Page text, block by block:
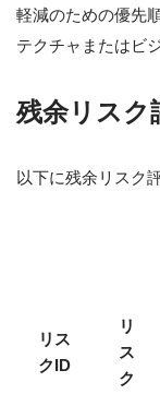
軽減のための優先
テクチャまたはビ
残余リスク
以下に残余リスク
リス
クID
リ
ス
ク